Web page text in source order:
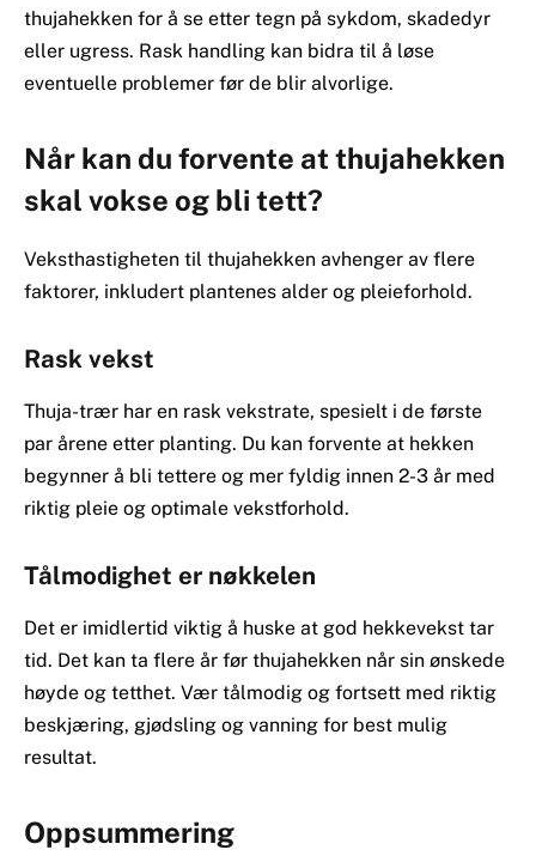
thujahekken for å se etter tegn på sykdom, skadedyr
eller ugress. Rask handling kan bidra til å løse
eventuelle problemer før de blir alvorlige.
Når kan du forvente at thujahekken
skal vokse og bli tett?
Veksthastigheten til thujahekken avhenger av flere
faktorer, inkludert plantenes alder og pleieforhold.
Rask vekst
Thuja-trær har en rask vekstrate, spesielt i de første
par årene etter planting. Du kan forvente at hekken
begynner å bli tettere og mer fyldig innen 2-3 år med
riktig pleie og optimale vekstforhold.
Tålmodighet er nøkkelen
Det er imidlertid viktig å huske at god hekkevekst tar
tid. Det kan ta flere år før thujahekken når sin ønskede
høyde og tetthet. Vær tålmodig og fortsett med riktig
beskjæring, gjødsling og vanning for best mulig
resultat.
Oppsummering